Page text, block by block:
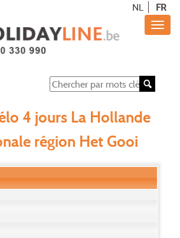
NL FR
4 jours La Hollande
région Het Gooi